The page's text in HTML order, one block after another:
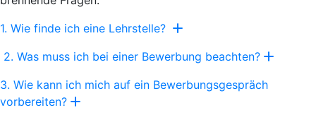
1. Wie finde ich eine Lehrstelle?
2. Was muss ich bei einer Bewerbung beachten?
3. Wie kann ich mich auf ein Bewerbungsgespräch
vorbereiten?